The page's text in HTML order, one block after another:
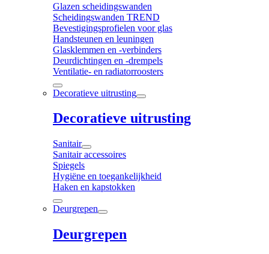
Glazen scheidingswanden
Scheidingswanden TREND
Bevestigingsprofielen voor glas
Handsteunen en leuningen
Glasklemmen en -verbinders
Deurdichtingen en -drempels
Ventilatie- en radiatorroosters
Decoratieve uitrusting
Decoratieve uitrusting
Sanitair
Sanitair accessoires
Spiegels
Hygiëne en toegankelijkheid
Haken en kapstokken
Deurgrepen
Deurgrepen